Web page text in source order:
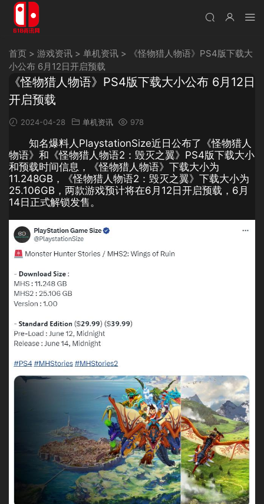
首页 > 游戏资讯 > 单机资讯 >
《怪物猎人物语》PS4版下载大
小公布 6月12日开启预载
《怪物猎人物语》PS4版下载大小公布 6月12日
开启预载
2024-04-28 单机资讯 978
知名爆料人PlaystationSize近日公布了《怪物猎人
物语》和《怪物猎人物语2：毁灭之翼》PS4版下载大小
和预载时间信息，《怪物猎人物语》下载大小为
11.248GB，《怪物猎人物语2：毁灭之翼》下载大小为
25.106GB，两款游戏预计将在6月12日开启预载，6月
14日正式解锁发售。